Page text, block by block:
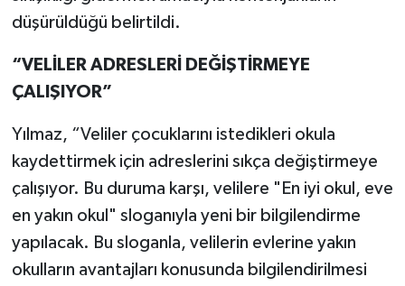
düşürüldüğü belirtildi.
“VELİLER ADRESLERİ DEĞİŞTİRMEYE
ÇALIŞIYOR”
Yılmaz, “Veliler çocuklarını istedikleri okula
kaydettirmek için adreslerini sıkça değiştirmeye
çalışıyor. Bu duruma karşı, velilere "En iyi okul, eve
en yakın okul" sloganıyla yeni bir bilgilendirme
yapılacak. Bu sloganla, velilerin evlerine yakın
okulların avantajları konusunda bilgilendirilmesi